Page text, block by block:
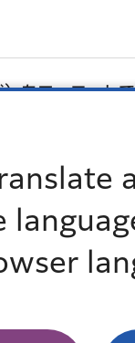
をフォローし
は公開状態に
ございます。